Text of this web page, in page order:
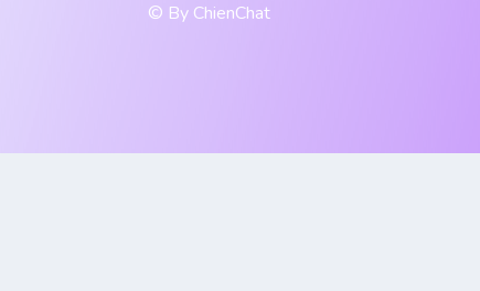
© By ChienChat